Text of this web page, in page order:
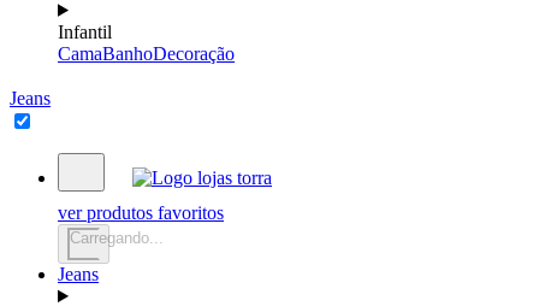
Infantil
CamaBanhoDecoração
Jeans
ver produtos favoritos
Carregando...
Jeans